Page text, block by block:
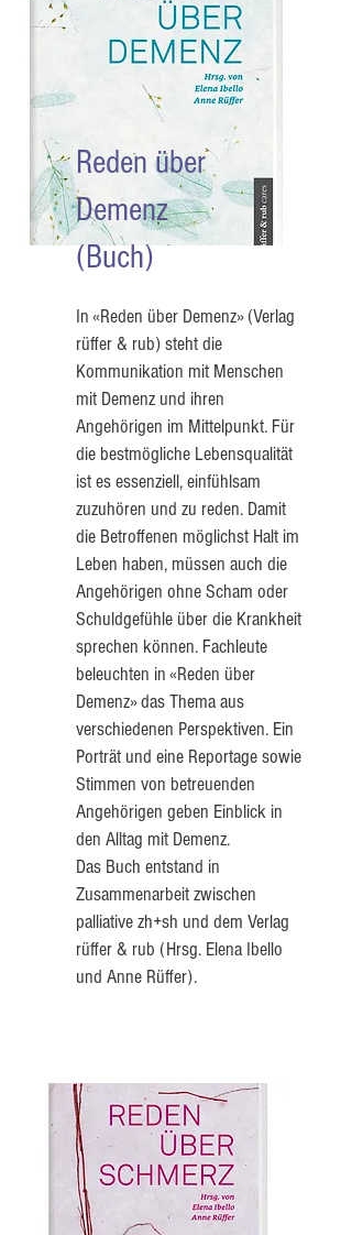
Reden über
Demenz
(Buch)
In «Reden über Demenz» (Verlag
rüffer & rub) steht die
Kommunikation mit Menschen
mit Demenz und ihren
Angehörigen im Mittelpunkt. Für
die bestmögliche Lebensqualität
ist es essenziell, einfühlsam
zuzuhören und zu reden. Damit
die Betroffenen möglichst Halt im
Leben haben, müssen auch die
Angehörigen ohne Scham oder
Schuldgefühle über die Krankheit
sprechen können. Fachleute
beleuchten in «Reden über
Demenz» das Thema aus
verschiedenen Perspektiven. Ein
Porträt und eine Reportage sowie
Stimmen von betreuenden
Angehörigen geben Einblick in
den Alltag mit Demenz.
Das Buch entstand in
Zusammenarbeit zwischen
palliative zh+sh und dem Verlag
rüffer & rub (Hrsg. Elena Ibello
und Anne Rüffer).